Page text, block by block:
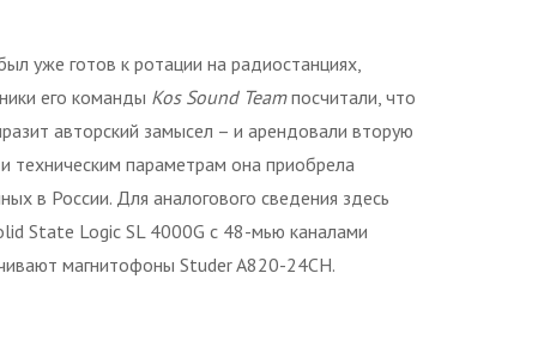
уже готов к ротации на радиостанциях,
его команды Kos Sound Teamпосчитали, что
авторский замысел – и арендовали вторую
техническим параметрам она приобрела
в России. Для аналогового сведения здесь
State Logic SL 4000G с 48-мью каналами
магнитофоны Studer A820-24CH.